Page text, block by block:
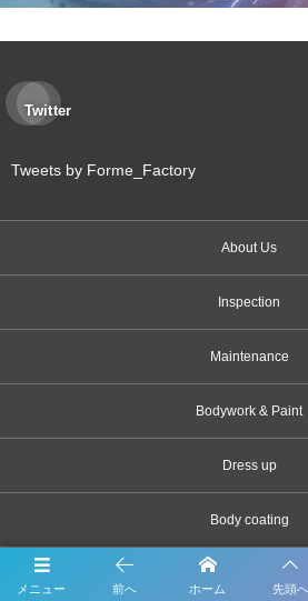
Twitter
Tweets by Forme_Factory
About Us
Inspection
Maintenance
Bodywork & Paint
Dress up
Body coating
メニュー 前へ ホーム 先頭へ